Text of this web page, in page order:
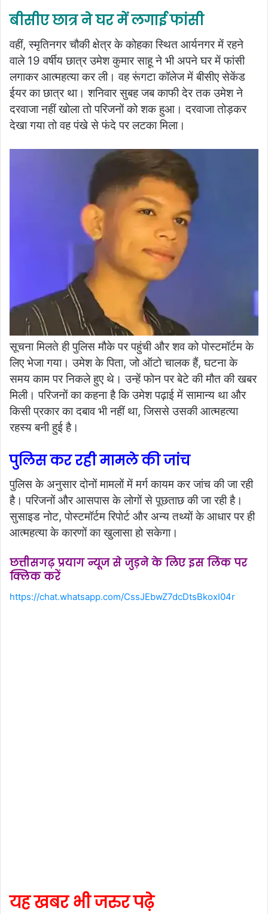
बीसीए छात्र ने घर में लगाई फांसी
वहीं, स्मृतिनगर चौकी क्षेत्र के कोहका स्थित आर्यनगर में रहने
वाले 19 वर्षीय छात्र उमेश कुमार साहू ने भी अपने घर में फांसी
लगाकर आत्महत्या कर ली। वह रूंगटा कॉलेज में बीसीए सेकेंड
ईयर का छात्र था। शनिवार सुबह जब काफी देर तक उमेश ने
दरवाजा नहीं खोला तो परिजनों को शक हुआ। दरवाजा तोड़कर
देखा गया तो वह पंखे से फंदे पर लटका मिला।
सूचना मिलते ही पुलिस मौके पर पहुंची और शव को पोस्टमॉर्टम के
लिए भेजा गया। उमेश के पिता, जो ऑटो चालक हैं, घटना के
समय काम पर निकले हुए थे। उन्हें फोन पर बेटे की मौत की खबर
मिली। परिजनों का कहना है कि उमेश पढ़ाई में सामान्य था और
किसी प्रकार का दबाव भी नहीं था, जिससे उसकी आत्महत्या
रहस्य बनी हुई है।
पुलिस कर रही मामले की जांच
पुलिस के अनुसार दोनों मामलों में मर्ग कायम कर जांच की जा रही
है। परिजनों और आसपास के लोगों से पूछताछ की जा रही है।
सुसाइड नोट, पोस्टमॉर्टम रिपोर्ट और अन्य तथ्यों के आधार पर ही
आत्महत्या के कारणों का खुलासा हो सकेगा।
छत्तीसगढ़ प्रयाग न्यूज से जुड़ने के लिए इस लिंक पर
क्लिक करें
https://chat.whatsapp.com/CssJEbwZ7dcDtsBkoxI04r
यह खबर भी जरुर पढ़े